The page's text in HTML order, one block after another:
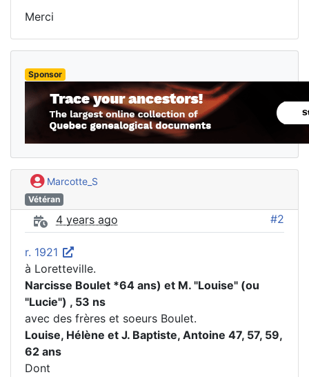
Merci
Sponsor
Marcotte_S
Vétéran
4 years ago #2
r. 1921
à Loretteville.
Narcisse Boulet *64 ans) et M. "Louise" (ou
"Lucie") , 53 ns
avec des frères et soeurs Boulet.
Louise, Hélène et J. Baptiste, Antoine 47, 57, 59,
62 ans
Dont